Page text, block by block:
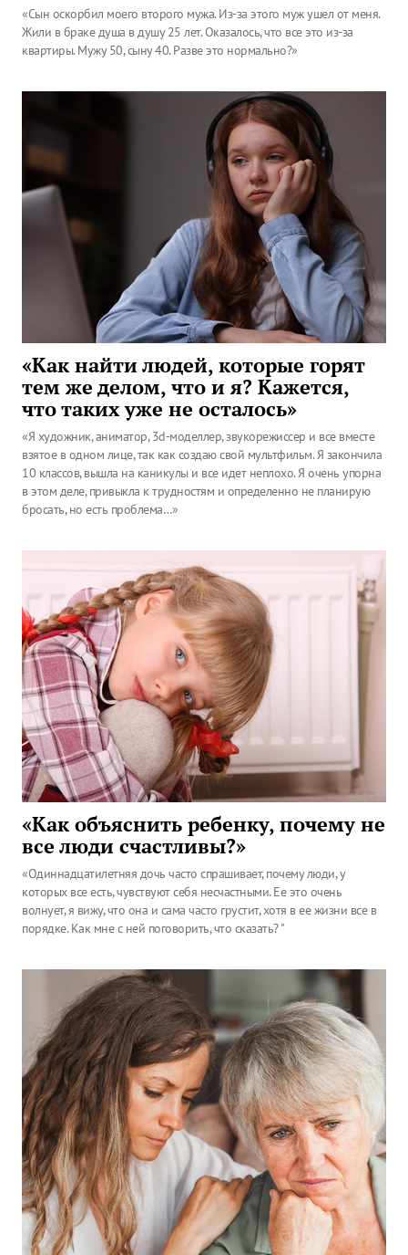
«Сын оскорбил моего второго мужа. Из-за этого муж ушел от меня.
Жили в браке душа в душу 25 лет. Оказалось, что все это из-за
квартиры. Мужу 50, сыну 40. Разве это нормально?»
«Как найти людей, которые горят
тем же делом, что и я? Кажется,
что таких уже не осталось»
«Я художник, аниматор, 3d-моделлер, звукорежиссер и все вместе
взятое в одном лице, так как создаю свой мультфильм. Я закончила
10 классов, вышла на каникулы и все идет неплохо. Я очень упорна
в этом деле, привыкла к трудностям и определенно не планирую
бросать, но есть проблема…»
«Как объяснить ребенку, почему не
все люди счастливы?»
«Одиннадцатилетняя дочь часто спрашивает, почему люди, у
которых все есть, чувствуют себя несчастными. Ее это очень
волнует, я вижу, что она и сама часто грустит, хотя в ее жизни все в
порядке. Как мне с ней поговорить, что сказать? "